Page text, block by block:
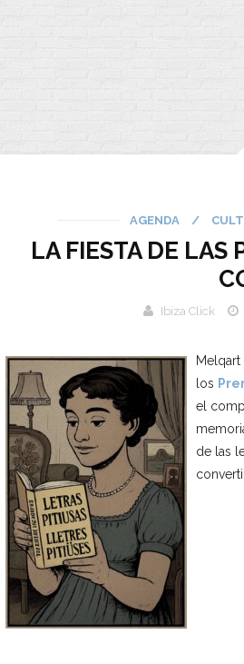
AGENDA /
LA FIESTA DE LAS
Ibiza Click
los
el
de las